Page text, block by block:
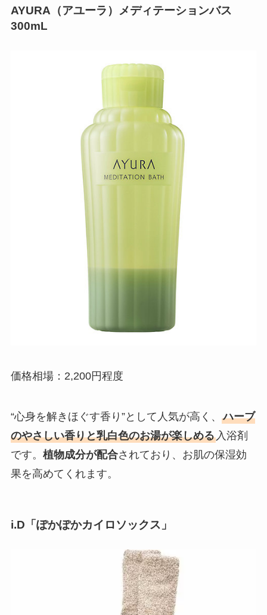
AYURA（アユーラ）メディテーションバス
300mL
価格相場：2,200円程度
“心身を解きほぐす香り”として人気が高く、 ハーブ
のやさしい香りと乳白色のお湯が楽しめる入浴剤
です。 植物成分が配合されており、お肌の保湿効
果を高めてくれます。
i.D「ぽかぽかカイロソックス」